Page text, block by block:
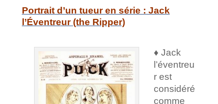
Portrait d’un tueur en série : Jack
l’Éventreur (the Ripper)
♦ Jack
l’éventreu
r est
considéré
comme